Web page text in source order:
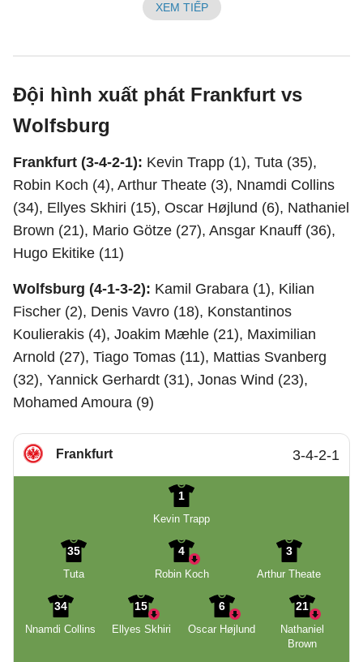
XEM TIẾP
Đội hình xuất phát Frankfurt vs
Wolfsburg
Frankfurt (3-4-2-1): Kevin Trapp (1), Tuta (35),
Robin Koch (4), Arthur Theate (3), Nnamdi Collins
(34), Ellyes Skhiri (15), Oscar Højlund (6), Nathaniel
Brown (21), Mario Götze (27), Ansgar Knauff (36),
Hugo Ekitike (11)
Wolfsburg (4-1-3-2): Kamil Grabara (1), Kilian
Fischer (2), Denis Vavro (18), Konstantinos
Koulierakis (4), Joakim Mæhle (21), Maximilian
Arnold (27), Tiago Tomas (11), Mattias Svanberg
(32), Yannick Gerhardt (31), Jonas Wind (23),
Mohamed Amoura (9)
Frankfurt 3-4-2-1
1
Kevin Trapp
35
Tuta
4
Robin Koch
3
Arthur Theate
34
Nnamdi Collins
15
Ellyes Skhiri
6
Oscar Højlund
21
Nathaniel
Brown